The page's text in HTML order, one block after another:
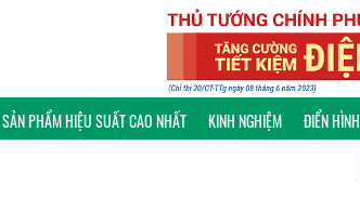
SẢN PHẨM HIỆU SUẤT CAO NHẤT KINH NGHIỆM ĐIỂN HÌNH